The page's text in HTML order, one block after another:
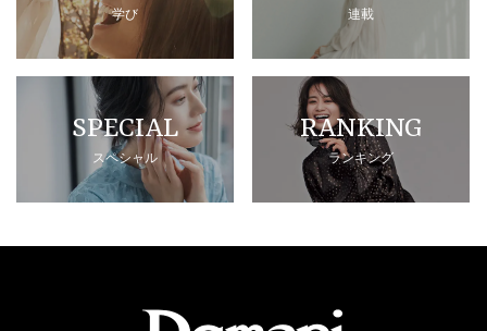
学び 連載
SPECIAL
スペシャル
RANKING
ランキング